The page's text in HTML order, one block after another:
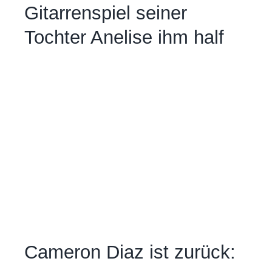
Gitarrenspiel seiner
Tochter Anelise ihm half
Cameron Diaz ist zurück: